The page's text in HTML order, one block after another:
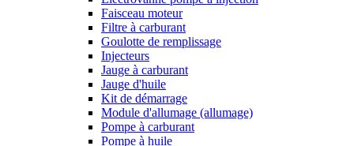
Faisceau moteur
Filtre à carburant
Goulotte de remplissage
Injecteurs
Jauge à carburant
Jauge d'huile
Kit de démarrage
Module d'allumage (allumage)
Pompe à carburant
Pompe à huile